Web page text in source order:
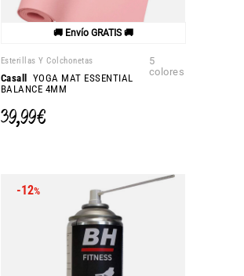
🚚 Envío GRATIS 🚚
Esterillas Y Colchonetas
Casall
YOGA MAT ESSENTIAL
BALANCE 4MM
5
colores
39,99 €
-12%